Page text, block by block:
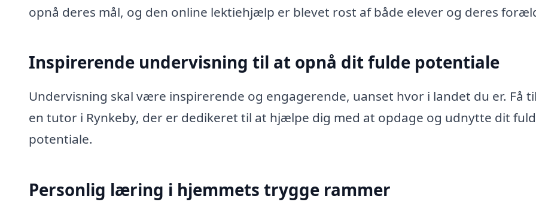
opnå deres mål, og den online lektiehjælp er blevet rost af både elever og deres
Inspirerende undervisning til at opnå dit fulde potentiale
Undervisning skal være inspirerende og engagerende, uanset hvor i landet du er. Få
en tutor i Rynkeby, der er dedikeret til at hjælpe dig med at opdage og udnytte dit
potentiale.
Personlig læring i hjemmets trygge rammer